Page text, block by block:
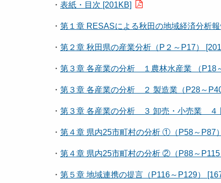
・ 表紙・目次 [201KB]
・ 第１章 RESASによる秋田の地域経済分析
・ 第２章 秋田県の産業分析（P２～P17）
・ 第３章 各産業の分析 １農林水産業 （P18
・ 第３章 各産業の分析 ２ 製造業（P28～
・ 第３章 各産業の分析 ３ 卸売・小売業 ４
・ 第４章 県内25市町村の分析 ①（P58～P87
・ 第４章 県内25市町村の分析 ②（P88～P115
・ 第５章 地域連携の提言（P116～P129）